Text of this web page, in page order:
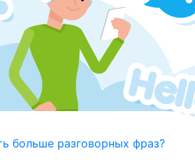
больше разговорных фраз?